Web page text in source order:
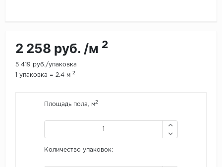
Jinan PDM
2 258 руб. /м 2
5 419 руб./упаковка
1 упаковка = 2.4 м 2
Площадь пола, м2
Количество упаковок: